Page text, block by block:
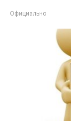
Официально